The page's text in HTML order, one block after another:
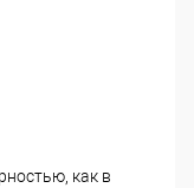
как в